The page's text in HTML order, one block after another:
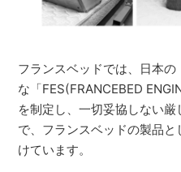
フランスベッドでは、日本
な「FES(FRANCEBED
を制定し、一切妥協しない
で、フランスベッドの製品
けています。